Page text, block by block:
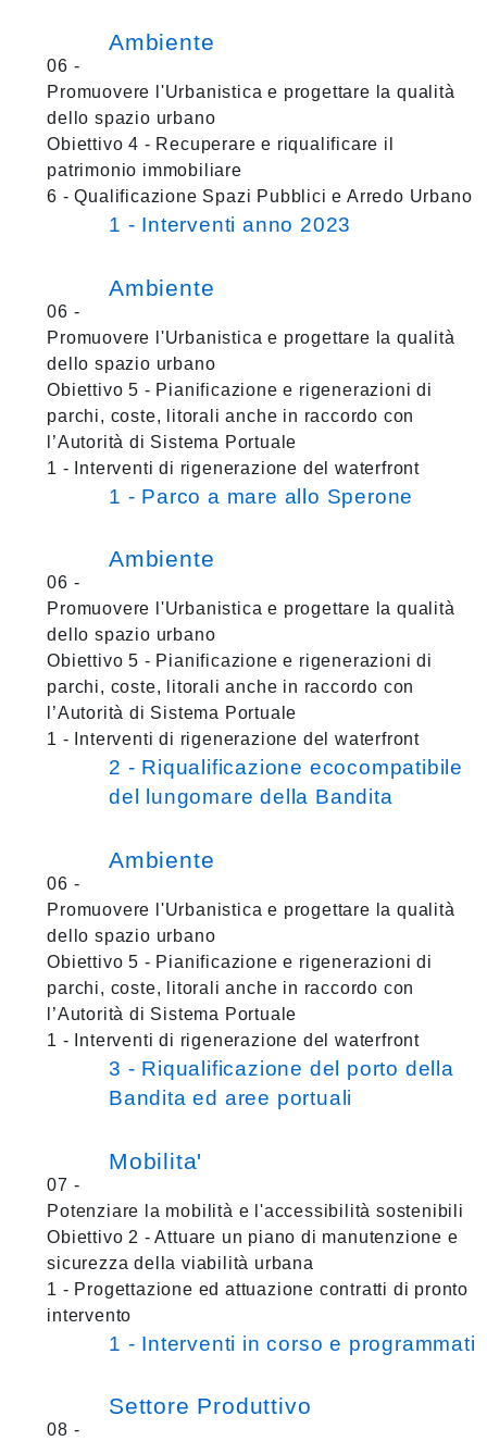
Ambiente
06 -
Promuovere l'Urbanistica e progettare la qualità
dello spazio urbano
Obiettivo 4 - Recuperare e riqualificare il
patrimonio immobiliare
6 - Qualificazione Spazi Pubblici e Arredo Urbano
1 - Interventi anno 2023
Ambiente
06 -
Promuovere l'Urbanistica e progettare la qualità
dello spazio urbano
Obiettivo 5 - Pianificazione e rigenerazioni di
parchi, coste, litorali anche in raccordo con
l’Autorità di Sistema Portuale
1 - Interventi di rigenerazione del waterfront
1 - Parco a mare allo Sperone
Ambiente
06 -
Promuovere l'Urbanistica e progettare la qualità
dello spazio urbano
Obiettivo 5 - Pianificazione e rigenerazioni di
parchi, coste, litorali anche in raccordo con
l’Autorità di Sistema Portuale
1 - Interventi di rigenerazione del waterfront
2 - Riqualificazione ecocompatibile
del lungomare della Bandita
Ambiente
06 -
Promuovere l'Urbanistica e progettare la qualità
dello spazio urbano
Obiettivo 5 - Pianificazione e rigenerazioni di
parchi, coste, litorali anche in raccordo con
l’Autorità di Sistema Portuale
1 - Interventi di rigenerazione del waterfront
3 - Riqualificazione del porto della
Bandita ed aree portuali
Mobilita'
07 -
Potenziare la mobilità e l'accessibilità sostenibili
Obiettivo 2 - Attuare un piano di manutenzione e
sicurezza della viabilità urbana
1 - Progettazione ed attuazione contratti di pronto
intervento
1 - Interventi in corso e programmati
Settore Produttivo
08 -